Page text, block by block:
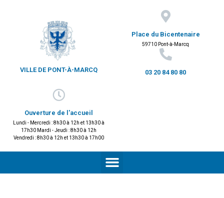
VILLE DE PONT-À-MARCQ
Place du Bicentenaire
59710 Pont-à-Marcq
03 20 84 80 80
Ouverture de l'accueil
Lundi - Mercredi : 8h30 à 12h et 13h30 à
17h30 Mardi - Jeudi : 8h30 à 12h
Vendredi : 8h30 à 12h et 13h30 à 17h00